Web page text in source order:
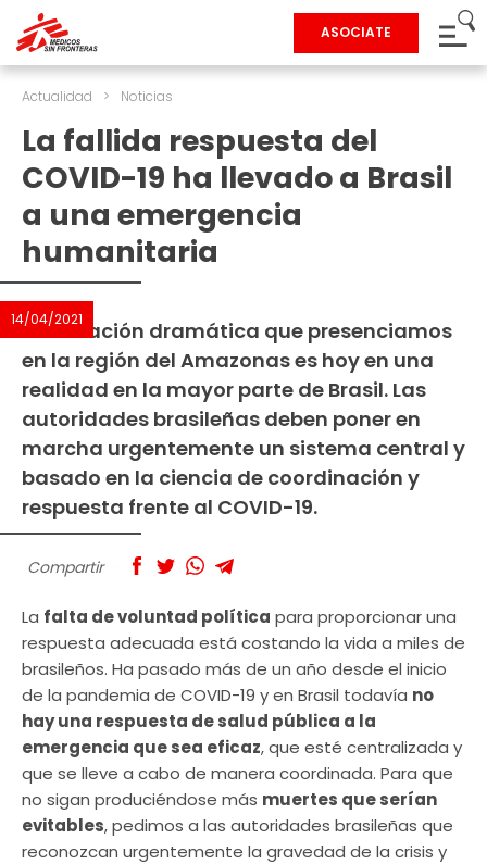
ASOCIATE
Actualidad > Noticias
La fallida respuesta del
COVID-19 ha llevado a Brasil
a una emergencia
humanitaria
14/04/2021
La situación dramática que presenciamos
en la región del Amazonas es hoy en una
realidad en la mayor parte de Brasil. Las
autoridades brasileñas deben poner en
marcha urgentemente un sistema central y
basado en la ciencia de coordinación y
respuesta frente al COVID-19.
Compartir
La falta de voluntad política para proporcionar una
respuesta adecuada está costando la vida a miles de
brasileños. Ha pasado más de un año desde el inicio
de la pandemia de COVID-19 y en Brasil todavía no
hay una respuesta de salud pública a la
emergencia que sea eficaz, que esté centralizada y
que se lleve a cabo de manera coordinada. Para que
no sigan produciéndose más muertes que serían
evitables, pedimos a las autoridades brasileñas que
reconozcan urgentemente la gravedad de la crisis y